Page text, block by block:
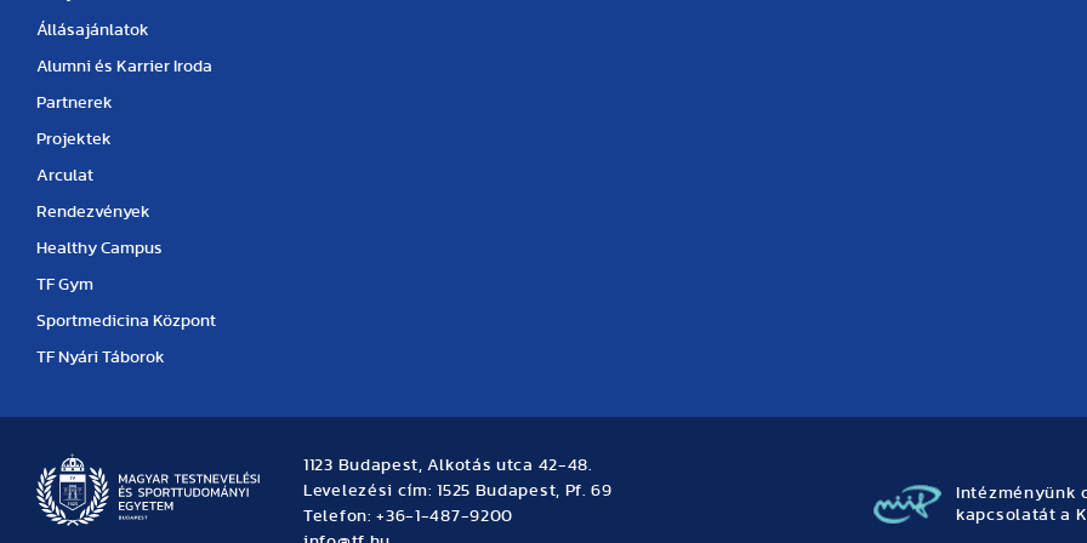
Állásajánlatok
Alumni és Karrier Iroda
Partnerek
Projektek
Arculat
Rendezvények
Healthy Campus
TF Gym
Sportmedicina Központ
TF Nyári Táborok
1123 Budapest, Alkotás utca 42-48.
Levelezési cím: 1525 Budapest, Pf. 69
Telefon: +36-1-487-9200
Intézményünk
kapcsolatát a